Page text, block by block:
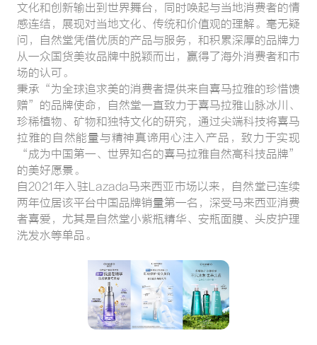
文化和创新输出到世界舞台，同时唤起与当地消费者的情
感连结，展现对当地文化、传统和价值观的理解。毫无疑
问，自然堂凭借优质的产品与服务，和积累深厚的品牌力
从一众国货美妆品牌中脱颖而出，赢得了海外消费者和市
场的认可。
秉承“为全球追求美的消费者提供来自喜马拉雅的珍惜馈
赠”的品牌使命，自然堂一直致力于喜马拉雅山脉冰川、
珍稀植物、矿物和独特文化的研究，通过尖端科技将喜马
拉雅的自然能量与精神真谛用心注入产品，致力于实现
“成为中国第一、世界知名的喜马拉雅自然高科技品牌”
的美好愿景。
自2021年入驻Lazada马来西亚市场以来，自然堂已连续
两年位居该平台中国品牌销量第一名，深受马来西亚消费
者喜爱，尤其是自然堂小紫瓶精华、安瓶面膜、头皮护理
洗发水等单品。